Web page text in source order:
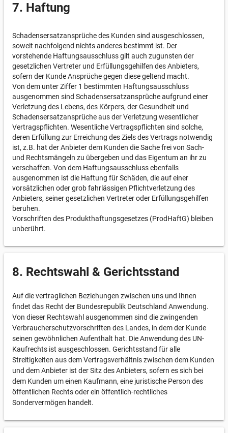
7. Haftung
Schadensersatzansprüche des Kunden sind ausgeschlossen,
soweit nachfolgend nichts anderes bestimmt ist. Der
vorstehende Haftungsausschluss gilt auch zugunsten der
gesetzlichen Vertreter und Erfüllungsgehilfen des Anbieters,
sofern der Kunde Ansprüche gegen diese geltend macht.
Von dem unter Ziffer 1 bestimmten Haftungsausschluss
ausgenommen sind Schadensersatzansprüche aufgrund einer
Verletzung des Lebens, des Körpers, der Gesundheit und
Schadensersatzansprüche aus der Verletzung wesentlicher
Vertragspflichten. Wesentliche Vertragspflichten sind solche,
deren Erfüllung zur Erreichung des Ziels des Vertrags notwendig
ist, z.B. hat der Anbieter dem Kunden die Sache frei von Sach-
und Rechtsmängeln zu übergeben und das Eigentum an ihr zu
verschaffen. Von dem Haftungsausschluss ebenfalls
ausgenommen ist die Haftung für Schäden, die auf einer
vorsätzlichen oder grob fahrlässigen Pflichtverletzung des
Anbieters, seiner gesetzlichen Vertreter oder Erfüllungsgehilfen
beruhen.
Vorschriften des Produkthaftungsgesetzes (ProdHaftG) bleiben
unberührt.
8. Rechtswahl & Gerichtsstand
Auf die vertraglichen Beziehungen zwischen uns und Ihnen
findet das Recht der Bundesrepublik Deutschland Anwendung.
Von dieser Rechtswahl ausgenommen sind die zwingenden
Verbraucherschutzvorschriften des Landes, in dem der Kunde
seinen gewöhnlichen Aufenthalt hat. Die Anwendung des UN-
Kaufrechts ist ausgeschlossen. Gerichtsstand für alle
Streitigkeiten aus dem Vertragsverhältnis zwischen dem Kunden
und dem Anbieter ist der Sitz des Anbieters, sofern es sich bei
dem Kunden um einen Kaufmann, eine juristische Person des
öffentlichen Rechts oder ein öffentlich-rechtliches
Sondervermögen handelt.